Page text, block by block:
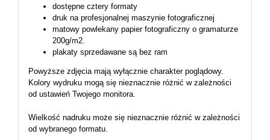
dostępne cztery formaty
druk na profesjonalnej maszynie fotograficznej
matowy powlekany papier fotograficzny o gramaturze
200g/m2.
plakaty sprzedawane są bez ram
Powyższe zdjęcia mają wyłącznie charakter poglądowy.
Kolory wydruku mogą się nieznacznie różnić w zależności
od ustawień Twojego monitora.
Wielkość nadruku może się nieznacznie różnić w zależności
od wybranego formatu.